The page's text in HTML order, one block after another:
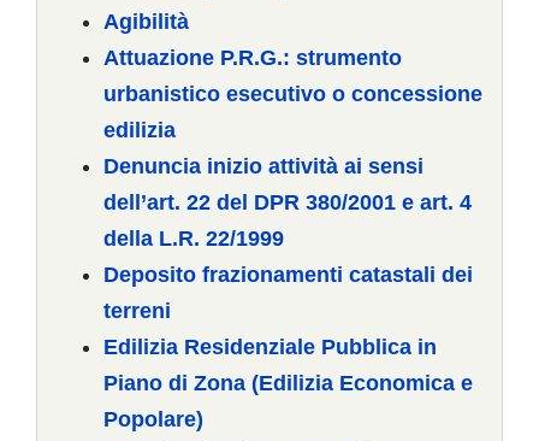
Agibilità
Attuazione P.R.G.: strumento
urbanistico esecutivo o concessione
edilizia
Denuncia inizio attività ai sensi
dell’art. 22 del DPR 380/2001 e art. 4
della L.R. 22/1999
Deposito frazionamenti catastali dei
terreni
Edilizia Residenziale Pubblica in
Piano di Zona (Edilizia Economica e
Popolare)